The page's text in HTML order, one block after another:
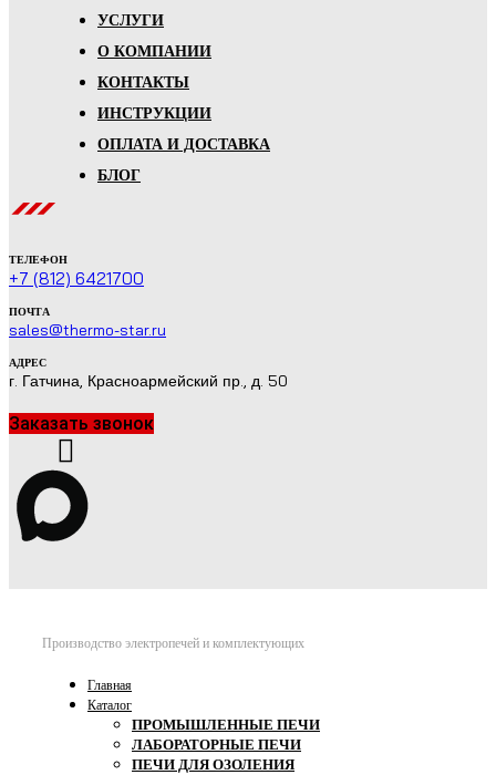
УСЛУГИ
О КОМПАНИИ
КОНТАКТЫ
ИНСТРУКЦИИ
ОПЛАТА И ДОСТАВКА
БЛОГ
ТЕЛЕФОН
+7 (812) 6421700
ПОЧТА
sales@thermo-star.ru
АДРЕС
г. Гатчина, Красноармейский пр., д. 50
Заказать звонок
Производство электропечей и комплектующих
Главная
Каталог
ПРОМЫШЛЕННЫЕ ПЕЧИ
ЛАБОРАТОРНЫЕ ПЕЧИ
ПЕЧИ ДЛЯ ОЗОЛЕНИЯ